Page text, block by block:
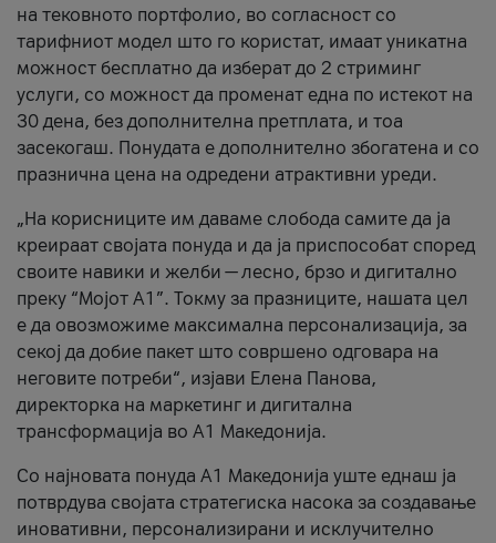
на тековното портфолио, во согласност со
тарифниот модел што го користат, имаат уникатна
можност бесплатно да изберат до 2 стриминг
услуги, со можност да променат една по истекот на
30 дена, без дополнителна претплата, и тоа
засекогаш. Понудата е дополнително збогатена и со
празнична цена на одредени атрактивни уреди.
„На корисниците им даваме слобода самите да ја
креираат својата понуда и да ја приспособат според
своите навики и желби — лесно, брзо и дигитално
преку “Мојот А1”. Токму за празниците, нашата цел
е да овозможиме максимална персонализација, за
секој да добие пакет што совршено одговара на
неговите потреби“, изјави Елена Панова,
директорка на маркетинг и дигитална
трансформација во А1 Македонија.
Со најновата понуда А1 Македонија уште еднаш ја
потврдува својата стратегиска насока за создавање
иновативни, персонализирани и исклучително